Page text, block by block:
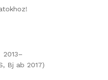
2013–
Bj ab 2017)